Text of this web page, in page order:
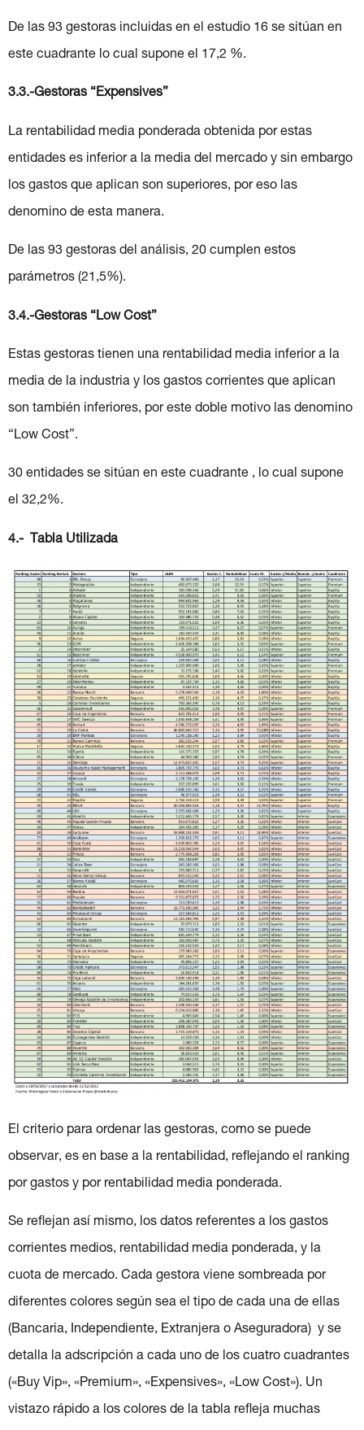
De las 93 gestoras incluidas en el estudio 16 se sitúan en
este cuadrante lo cual supone el 17,2 %.
3.3.-Gestoras “Expensives”
La rentabilidad media ponderada obtenida por estas
entidades es inferior a la media del mercado y sin embargo
los gastos que aplican son superiores, por eso las
denomino de esta manera.
De las 93 gestoras del análisis, 20 cumplen estos
parámetros (21,5%).
3.4.-Gestoras “Low Cost”
Estas gestoras tienen una rentabilidad media inferior a la
media de la industria y los gastos corrientes que aplican
son también inferiores, por este doble motivo las denomino
“Low Cost”.
30 entidades se sitúan en este cuadrante , lo cual supone
el 32,2%.
4.- Tabla Utilizada
El criterio para ordenar las gestoras, como se puede
observar, es en base a la rentabilidad, reflejando el ranking
por gastos y por rentabilidad media ponderada.
Se reflejan así mismo, los datos referentes a los gastos
corrientes medios, rentabilidad media ponderada, y la
cuota de mercado. Cada gestora viene sombreada por
diferentes colores según sea el tipo de cada una de ellas
(Bancaria, Independiente, Extranjera o Aseguradora) y se
detalla la adscripción a cada uno de los cuatro cuadrantes
(«Buy Vip», «Premium», «Expensives», «Low Cost»). Un
vistazo rápido a los colores de la tabla refleja muchas